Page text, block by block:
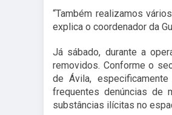
“Também realizamos
explica o coordenador da
Já sábado, durante a
removidos. Conforme o
de Ávila,
frequentes denúncias de
substâncias ilícitas no